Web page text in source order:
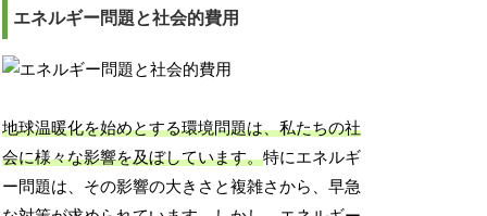
エネルギー問題と社会的費用
地球温暖化を始めとする環境問題は、私たちの社
会に様々な影響を及ぼしています。特にエネルギ
ー問題は、その影響の大きさと複雑さから、早急